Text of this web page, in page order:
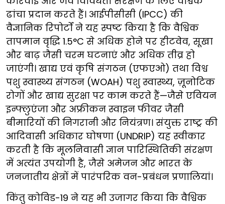
ढांचा प्रदान करते हैं। आईपीसीसी (IPCC) की
वैज्ञानिक रिपोर्टों ने यह स्पष्ट किया है कि वैश्विक
तापमान वृद्धि 1.5°C से अधिक होने पर हीटवेव, सूखा
और बाढ़ जैसी चरम घटनाएं और अधिक तीव्र हो
जाएंगी। खाद्य एवं कृषि संगठन (एफएओ) तथा विश्व
पशु स्वास्थ्य संगठन (WOAH) पशु स्वास्थ्य, ज़ूनोटिक
रोगों और खाद्य सुरक्षा पर काम करते हैं—जैसे एवियन
इन्फ्लुएंजा और अफ्रीकन स्वाइन फीवर जैसी
बीमारियों की निगरानी और नियंत्रण। संयुक्त राष्ट्र की
आदिवासी अधिकार घोषणा (UNDRIP) यह स्वीकार
करती है कि मूलनिवासी ज्ञान पारिस्थितिकी संरक्षण
में अत्यंत उपयोगी है, जैसे अमेजन और भारत के
जनजातीय क्षेत्रों में पारंपरिक वन-प्रबंधन प्रणालियां।
किंतु कोविड-19 ने यह भी उजागर किया कि वैश्विक